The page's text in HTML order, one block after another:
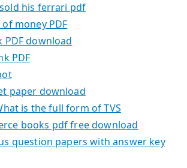
his ferrari pdf
money PDF
PDF download
PDF
paper download
is the full form of TVS
books pdf free download
question papers with answer key